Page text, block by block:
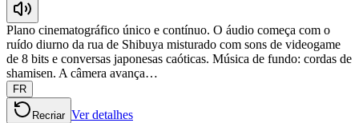
Plano cinematográfico único e contínuo. O áudio começa com o
ruído diurno da rua de Shibuya misturado com sons de videogame
de 8 bits e conversas japonesas caóticas. Música de fundo: cordas de
shamisen. A câmera avança…
FR
Recriar Ver detalhes